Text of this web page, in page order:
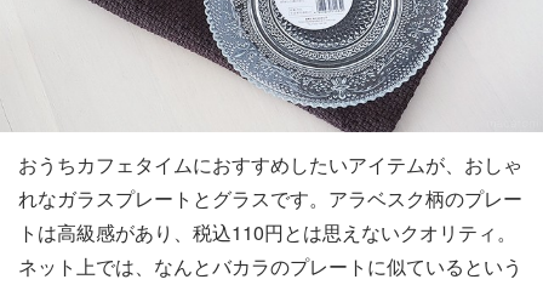
おうちカフェタイムにおすすめしたいアイテムが、おしゃ
れなガラスプレートとグラスです。アラベスク柄のプレー
トは高級感があり、税込110円とは思えないクオリティ。
ネット上では、なんとバカラのプレートに似ているという